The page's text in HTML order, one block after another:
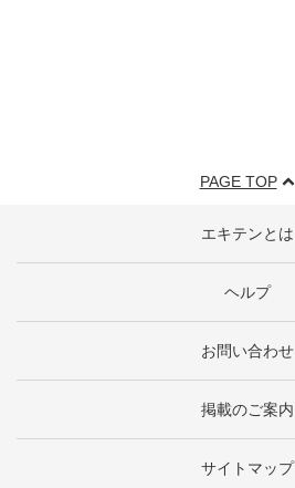
PAGE TOP
エキテンとは
ヘルプ
お問い合わせ
掲載のご案内
サイトマップ